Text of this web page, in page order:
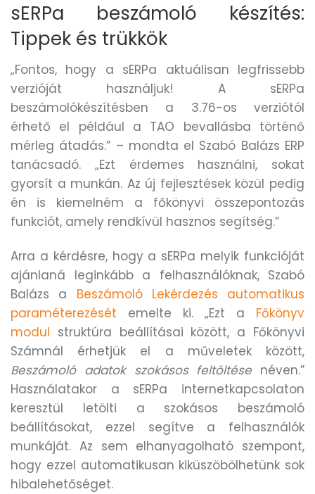
sERPa beszámoló készítés:
Tippek és trükkök
„Fontos, hogy a sERPa aktuálisan legfrissebb
verzióját használjuk! A sERPa
beszámolókészítésben a 3.76-os verziótól
érhető el például a TAO bevallásba történő
mérleg átadás.” – mondta el Szabó Balázs ERP
tanácsadó. „Ezt érdemes használni, sokat
gyorsít a munkán. Az új fejlesztések közül pedig
én is kiemelném a főkönyvi összepontozás
funkciót, amely rendkívül hasznos segítség.”
Arra a kérdésre, hogy a sERPa melyik funkcióját
ajánlaná leginkább a felhasználóknak, Szabó
Balázs a Beszámoló Lekérdezés automatikus
paraméterezését emelte ki. „Ezt a Főkönyv
modul struktúra beállításai között, a Főkönyvi
Számnál érhetjük el a műveletek között,
Beszámoló adatok szokásos feltöltésenéven.”
Használatakor a sERPa internetkapcsolaton
keresztül letölti a szokásos beszámoló
beállításokat, ezzel segítve a felhasználók
munkáját. Az sem elhanyagolható szempont,
hogy ezzel automatikusan kiküszöbölhetünk sok
hibalehetőséget.